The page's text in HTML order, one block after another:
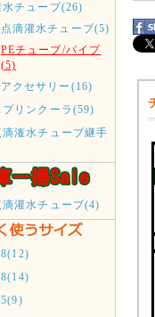
チューブ(26)
点滴灌水チューブ(5)
PEチューブ/パイプ
(5)
アクセサリー(16)
リンクーラ(59)
潅水チューブ継手
灌水チューブ(4)